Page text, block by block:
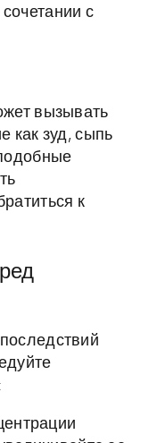
с
вызывать
как зуд, сыпь
к